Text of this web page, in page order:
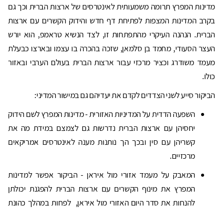
מדינות המפרץ תרומה משמעותית לאינטרסים של ארצות הברית וכך גם
בקרב המדינות המצפות לפתיחת דף חדש והידוק הקשרים עם ארצות
הברית. הנהנה העיקרי מהתפתחות זו, לצד הנשיא טראמפ, הוא יורש
העצר הסעודי, מחמד בן סלמאן, שזכה בהכרה בו עצמו ובארצו כבעלת
מעמד משודרג וכציר מרכזי עבור ארצות הברית בעולם הערבי ובאזור
כולו.
הביקור סייע לשני הצדדים לקדם את יעדיהם גם במישור המדיני:
השפעה הדדית על המדיניות האזורית - מדינות המפרץ לשם הידוק
יחסיהן עם ארצות הברית נדרשות גם לצמצם במידת מה את
קשריהן עם סין ובכך הך נותנות מענה לאינטרסים אמריקאים
מרכזיים.
המאבק על מעמד אזורי מול איראן - הביקור אפשר למדינות
המפרץ את מינוף הקשרים עם ארצות הברית להפגנת יכולתן
להנחות את סדר היום האזורי מול איראן, לפחות במהלך כהונת